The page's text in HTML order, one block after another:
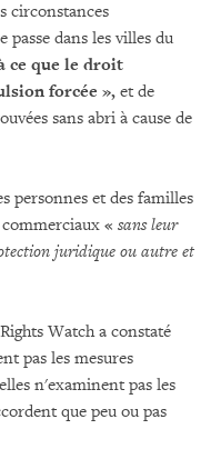
circonstances
passe dans les villes du
ce que le droit
forcée », et de
sans abri à cause de
personnes et des familles
« sans leur
juridique ou autre et
Watch a constaté
pas les mesures
n'examinent pas les
que peu ou pas